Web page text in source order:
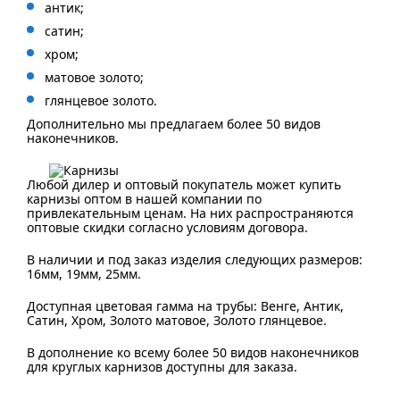
антик;
сатин;
хром;
матовое золото;
глянцевое золото.
Дополнительно мы предлагаем более 50 видов
наконечников.
Любой дилер и оптовый покупатель может купить
карнизы оптом в нашей компании по
привлекательным ценам. На них распространяются
оптовые скидки согласно условиям договора.
В наличии и под заказ изделия следующих размеров:
16мм, 19мм, 25мм.
Доступная цветовая гамма на трубы: Венге, Антик,
Сатин, Хром, Золото матовое, Золото глянцевое.
В дополнение ко всему более 50 видов наконечников
для круглых карнизов доступны для заказа.